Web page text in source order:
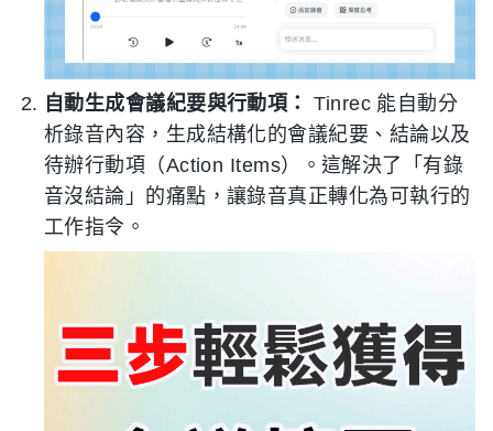
自動生成會議紀要與行動項：
Tinrec 能自動分
析錄音內容，生成結構化的會議紀要、結論以及
待辦行動項（Action Items）。這解決了「有錄
音沒結論」的痛點，讓錄音真正轉化為可執行的
工作指令。